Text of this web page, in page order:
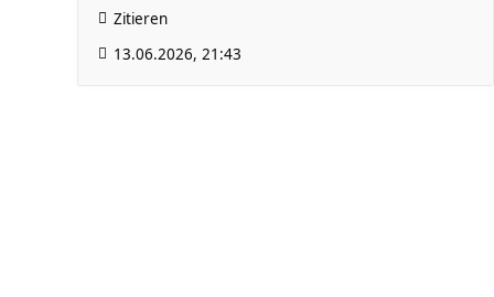
Zitieren
13.06.2026, 21:43